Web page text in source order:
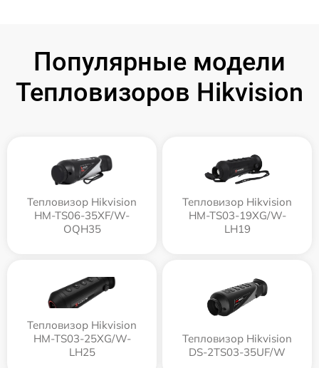
Популярные модели
Тепловизоров Hikvision
Тепловизор Hikvision
HM-TS06-35XF/W-
OQH35
Тепловизор Hikvision
HM-TS03-19XG/W-
LH19
Тепловизор Hikvision
HM-TS03-25XG/W-
LH25
Тепловизор Hikvision
DS-2TS03-35UF/W